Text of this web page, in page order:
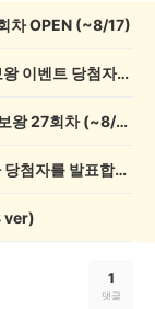
차 OPEN (~8/17)
💰[당첨자 발표] 26회차 우리 동네 정보왕 이벤트 당첨자를 발표합니다!
💸 전원 2,000캐시 지급! 우리 동네 정보왕 27회차 (~8/10)
💰[당첨자 발표] 우리 동네 썰전 12회차 당첨자를 발표합니다!
ver)
1
댓글